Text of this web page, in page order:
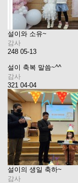
설이와 소유~
감사
248 05-13
설이 축복 말씀~^^
감사
321 04-04
설이의 생일 축하~
감사